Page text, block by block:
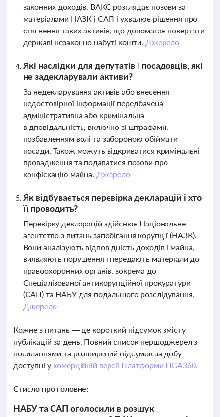
законних доходів. ВАКС розглядає позови за
матеріалами НАЗК і САП і ухвалює рішення про
стягнення таких активів, що допомагає повертати
державі незаконно набуті кошти. Джерело
Які наслідки для депутатів і посадовців, які
не задекларували активи?
За недекларування активів або внесення
недостовірної інформації передбачена
адміністративна або кримінальна
відповідальність, включно зі штрафами,
позбавленням волі та забороною обіймати
посади. Також можуть відкриватися кримінальні
провадження та подаватися позови про
конфіскацію майна. Джерело
Як відбувається перевірка декларацій і хто
її проводить?
Перевірку декларацій здійснює Національне
агентство з питань запобігання корупції (НАЗК).
Вони аналізують відповідність доходів і майна,
виявляють порушення і передають матеріали до
правоохоронних органів, зокрема до
Спеціалізованої антикорупційної прокуратури
(САП) та НАБУ для подальшого розслідування.
Джерело
Кожне з питань — це короткий підсумок змісту
публікацій за день. Повний список першоджерел з
посиланнями та розширений підсумок за добу
доступні у комерційній версії Платформи LIGA360.
Стисло про головне:
НАБУ та САП оголосили в розшук